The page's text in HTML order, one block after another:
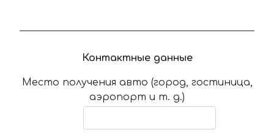
Контактные данные
Место получения авто (город, гостиница,
аэропорт и т. д.)